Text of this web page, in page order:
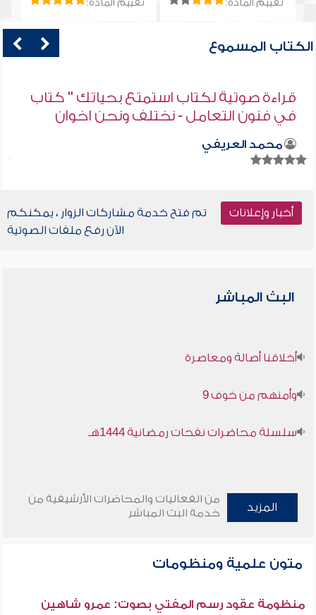
تقييم المادة: تقييم المادة:
الكتاب المسموع
قراءة صوتية لكتاب استمتع بحياتك " كتاب
في فنون التعامل - نختلف ونحن اخوان
محمد العريفي
أخبار وإعلانات
تم فتح خدمة مشاركات الزوار ، يمكنكم
الآن رفع ملفات الصوتية
البث المباشر
أخلاقنا أصالة ومعاصرة
وأمنهم من خوف 9
سلسلة محاضرات نفحات رمضانية 1444هـ
المزيد
من الفعاليات والمحاضرات الأرشيفية من
خدمة البث المباشر
متون علمية ومنظومات
منظومة عقود رسم المفتي بصوت: عمرو شاهين